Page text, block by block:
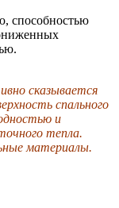
способностью
сказывается
спального
и
тепла.
материалы.